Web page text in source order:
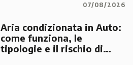
07/08/2026
Aria condizionata in Auto:
come funziona, le
tipologie e il rischio di